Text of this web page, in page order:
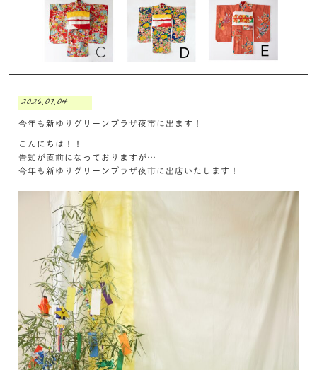
2026.07.04
今年も新ゆりグリーンプラザ夜市に出ます！
こんにちは！！
告知が直前になっておりますが…
今年も新ゆりグリーンプラザ夜市に出店いたします！